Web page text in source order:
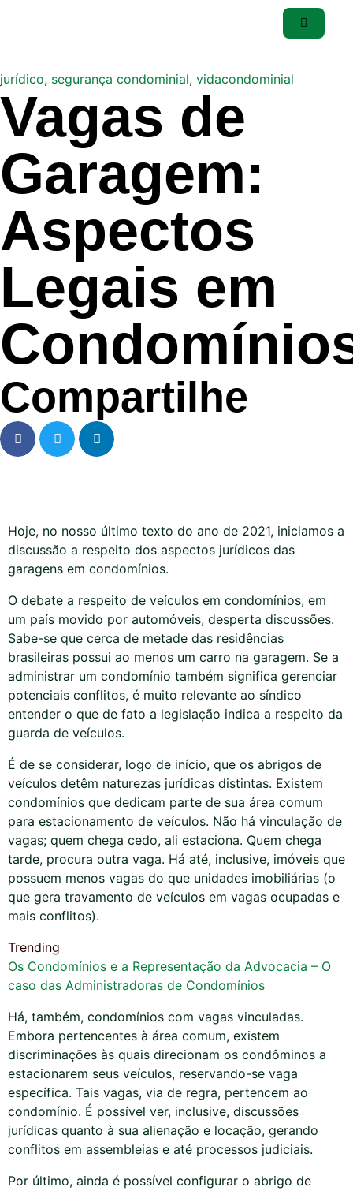
jurídico, segurança condominial, vidacondominial
Vagas de
Garagem:
Aspectos
Legais em
Compartilhe
Hoje, no nosso último texto do ano de 2021, iniciamos a
discussão a respeito dos aspectos jurídicos das
garagens em condomínios.
O debate a respeito de veículos em condomínios, em
um país movido por automóveis, desperta discussões.
Sabe-se que cerca de metade das residências
brasileiras possui ao menos um carro na garagem. Se a
administrar um condomínio também significa gerenciar
potenciais conflitos, é muito relevante ao síndico
entender o que de fato a legislação indica a respeito da
guarda de veículos.
É de se considerar, logo de início, que os abrigos de
veículos detêm naturezas jurídicas distintas. Existem
condomínios que dedicam parte de sua área comum
para estacionamento de veículos. Não há vinculação de
vagas; quem chega cedo, ali estaciona. Quem chega
tarde, procura outra vaga. Há até, inclusive, imóveis que
possuem menos vagas do que unidades imobiliárias (o
que gera travamento de veículos em vagas ocupadas e
mais conflitos).
Trending
Os Condomínios e a Representação da Advocacia – O
caso das Administradoras de Condomínios
Há, também, condomínios com vagas vinculadas.
Embora pertencentes à área comum, existem
discriminações às quais direcionam os condôminos a
estacionarem seus veículos, reservando-se vaga
específica. Tais vagas, via de regra, pertencem ao
condomínio. É possível ver, inclusive, discussões
jurídicas quanto à sua alienação e locação, gerando
conflitos em assembleias e até processos judiciais.
Por último, ainda é possível configurar o abrigo de